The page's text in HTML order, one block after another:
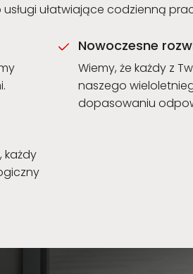
ułatwiające codzienną
każdy
Nowoczesne
Wiemy, że każdy z
naszego
dopasowaniu